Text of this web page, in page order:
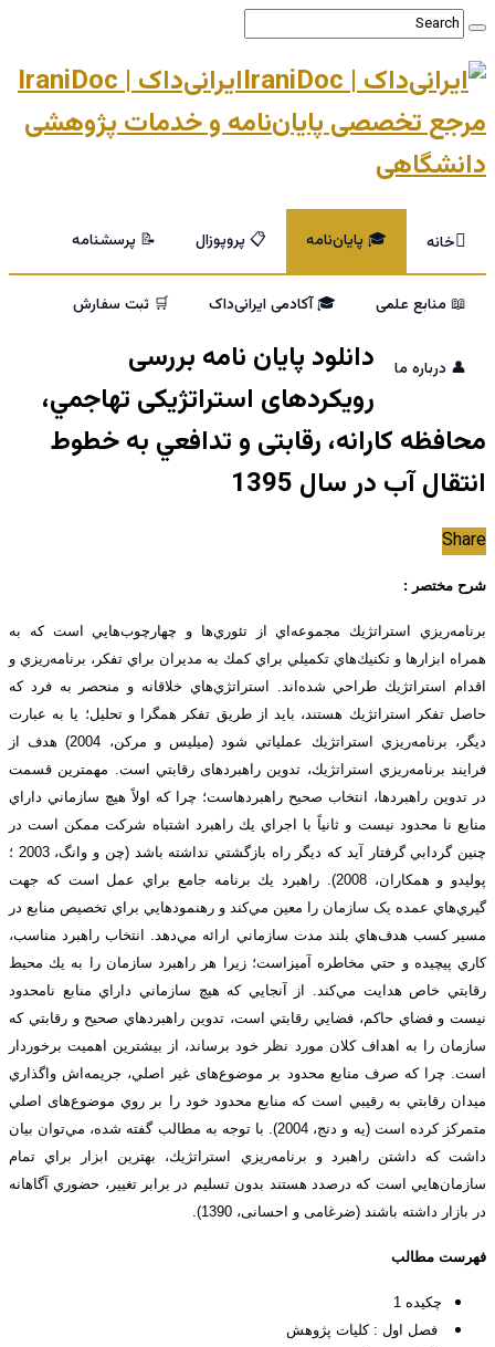
ایرانی‌داک | IraniDoc
مرجع تخصصی پایان‌نامه و خدمات پژوهشی
دانشگاهی
خانه 🎓 پایان‌نامه 📋 پروپوزال 📝 پرسشنامه
📖 منابع علمی 🎓 آکادمی ایرانی‌داک 🛒 ثبت سفارش
👤 درباره ما
دانلود پایان نامه بررسی
رویکردهای استراتژیکی تهاجمي،
محافظه كارانه، رقابتی و تدافعي به خطوط
انتقال آب در سال 1395
Share
شرح مختصر :
برنامه‌ريزي استراتژيك مجموعه‌اي از تئوري‌ها و چهارچوب‌هايي است كه به
همراه ابزارها و تكنيك‌هاي تكميلي براي كمك به مديران براي تفكر، برنامه‌ريزي و
اقدام استراتژيك طراحي شده‌اند. استراتژي‌هاي خلاقانه و منحصر به فرد كه
حاصل تفكر استراتژيك هستند، بايد از طريق تفكر همگرا و تحليل؛ يا به عبارت
ديگر، برنامه‌ريزي استراتژيك عملياتي شود (میلیس و مرکن، 2004) هدف از
فرايند برنامه‌ريزي استراتژيك، تدوين راهبرد‌های رقابتي است. مهمترين قسمت
در تدوين راهبردها، انتخاب صحيح راهبردهاست؛ چرا كه اولاً هيچ سازماني داراي
منابع نا محدود نیست و ثانياً با اجراي يك راهبرد اشتباه شركت ممكن است در
چنين گردابي گرفتار آيد كه ديگر راه بازگشتي نداشته باشد (چن و وانگ، 2003 ؛
پولیدو و همکاران، 2008). راهبرد يك برنامه جامع براي عمل است كه جهت
گيري‌هاي عمده یک سازمان را معين مي‌كند و رهنمودهايي براي تخصيص منابع در
مسير كسب هدف‌هاي بلند مدت سازماني ارائه مي‌دهد. انتخاب راهبرد مناسب،
كاري پيچيده و حتي مخاطره آميزاست؛ زيرا هر راهبرد سازمان را به يك محيط
رقابتي خاص هدايت مي‌كند. از آنجايي كه هيچ سازماني داراي منابع نامحدود
نیست و فضاي حاكم، فضايي رقابتي است، تدوين راهبرد‌هاي صحيح و رقابتي كه
سازمان را به اهداف كلان مورد نظر خود برساند، از بيشترين اهميت برخوردار
است. چرا كه صرف منابع محدود بر موضوع‌های غير اصلي، جريمه‌اش واگذاري
ميدان رقابتي به رقيبي است كه منابع محدود خود را بر روي موضوع‌های اصلي
متمركز كرده است (یه و دنج، 2004). با توجه به مطالب گفته شده، مي‌توان بيان
داشت كه داشتن راهبرد و برنامه‌ريزي استراتژيك، بهترين ابزار براي تمام
سازمان‌هايي است كه درصدد هستند بدون تسليم در برابر تغيير، حضوري آگاهانه
در بازار داشته باشند (ضرغامی و احسانی، 1390).
فهرست مطالب
چکیده 1
فصل اول : کلیات پژوهش